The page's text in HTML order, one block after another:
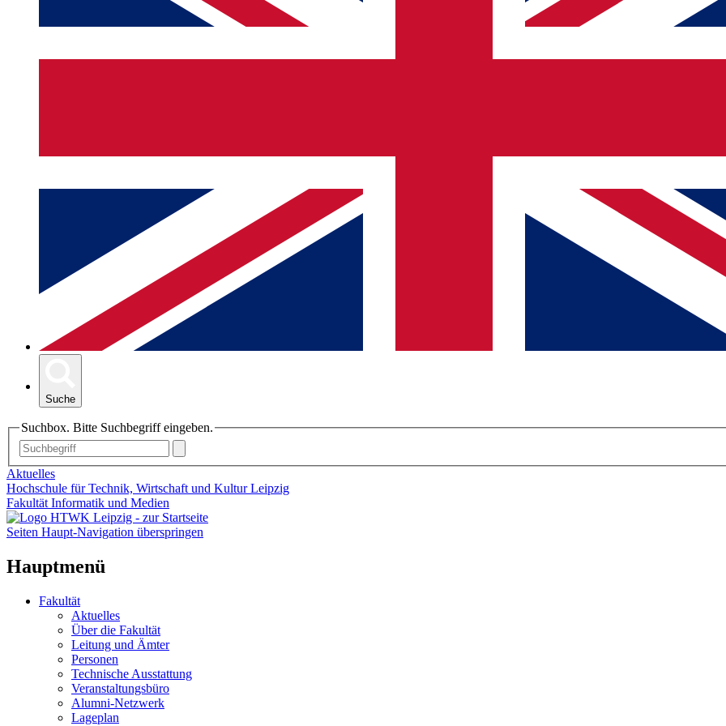
Suche
Suchbox. Bitte Suchbegriff eingeben.
Aktuelles
Hochschule für Technik, Wirtschaft und Kultur Leipzig
Fakultät Informatik und Medien
Seiten Haupt-Navigation überspringen
Hauptmenü
Fakultät
Aktuelles
Über die Fakultät
Leitung und Ämter
Personen
Technische Ausstattung
Veranstaltungsbüro
Alumni-Netzwerk
Lageplan